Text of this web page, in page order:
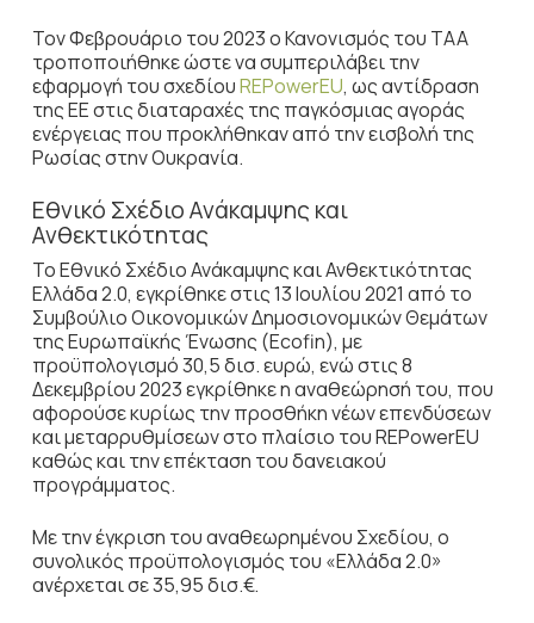
Τον Φεβρουάριο του 2023 ο Κανονισμός του ΤΑΑ
τροποποιήθηκε ώστε να συμπεριλάβει την
εφαρμογή του σχεδίουREPowerEU, ως αντίδραση
της ΕΕ στις διαταραχές της παγκόσμιας αγοράς
ενέργειας που προκλήθηκαν από την εισβολή της
Ρωσίας στην Ουκρανία.
Εθνικό Σχέδιο Ανάκαμψης και
Ανθεκτικότητας
Το Εθνικό Σχέδιο Ανάκαμψης και Ανθεκτικότητας
Ελλάδα 2.0, εγκρίθηκε στις 13 Ιουλίου 2021 από το
Συμβούλιο Οικονομικών Δημοσιονομικών Θεμάτων
της Ευρωπαϊκής Ένωσης (Ecofin), με
προϋπολογισμό 30,5 δισ. ευρώ, ενώ στις 8
Δεκεμβρίου 2023 εγκρίθηκε η αναθεώρησή του, που
αφορούσε κυρίως την προσθήκη νέων επενδύσεων
και μεταρρυθμίσεων στο πλαίσιο του REPowerEU
καθώς και την επέκταση του δανειακού
προγράμματος.
Με την έγκριση του αναθεωρημένου Σχεδίου, ο
συνολικός προϋπολογισμός του «Ελλάδα 2.0»
ανέρχεται σε 35,95 δισ.€.